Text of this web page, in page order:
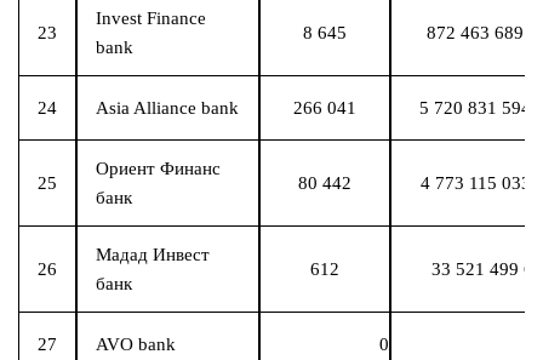
23
Invest Finance
bank
8 645 872 463 689
24 Asia Alliance bank 266 041 5 720 831 594
25
Ориент Финанс
банк
80 442 4 773 115 033
26
Мадад Инвест
банк
612 33 521 499
27 AVO bank 0